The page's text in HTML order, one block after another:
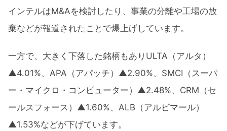
インテルはM&Aを検討したり、事業の分離や工場の放
棄などが報道されたことで爆上げしています。
一方で、大きく下落した銘柄もありULTA（アルタ）
▲4.01%、APA（アパッチ）▲2.90%、SMCI（スーパ
ー・マイクロ・コンピューター）▲2.48%、CRM（セ
ールスフォース）▲1.60%、ALB（アルビマール）
▲1.53%などが下げています。